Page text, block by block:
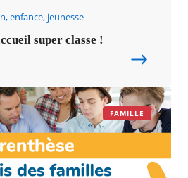
enfance, jeunesse
super classe !
FAMILLE